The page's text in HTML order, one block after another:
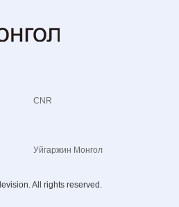
CNR
Уйгаржин Монгол
All rights reserved.